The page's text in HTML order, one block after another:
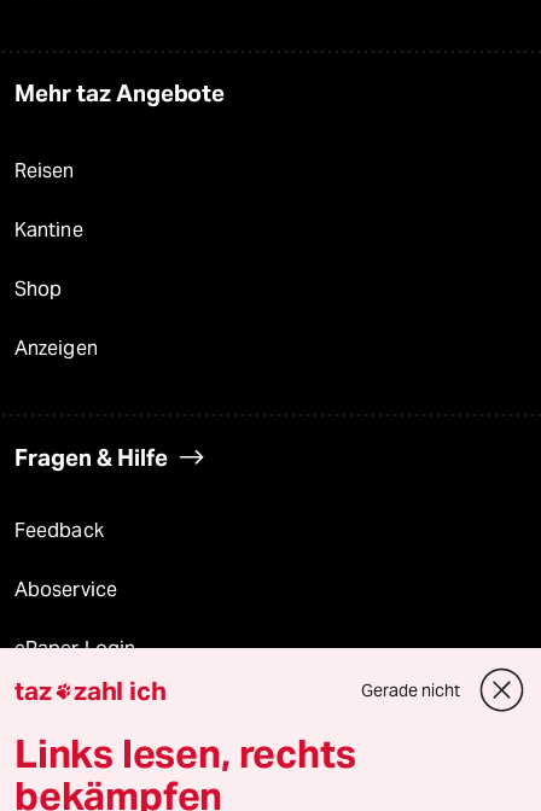
Mehr taz Angebote
Reisen
Kantine
Shop
Anzeigen
Fragen & Hilfe
Feedback
Aboservice
ePaper Login
Downloads für Abonnierende
taz zahl ich Gerade nicht
Links lesen, rechts
bekämpfen